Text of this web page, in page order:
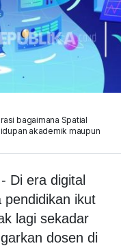
bagaimana Spatial
akademik maupun
Di era digital
pendidikan ikut
lagi sekadar
dosen di